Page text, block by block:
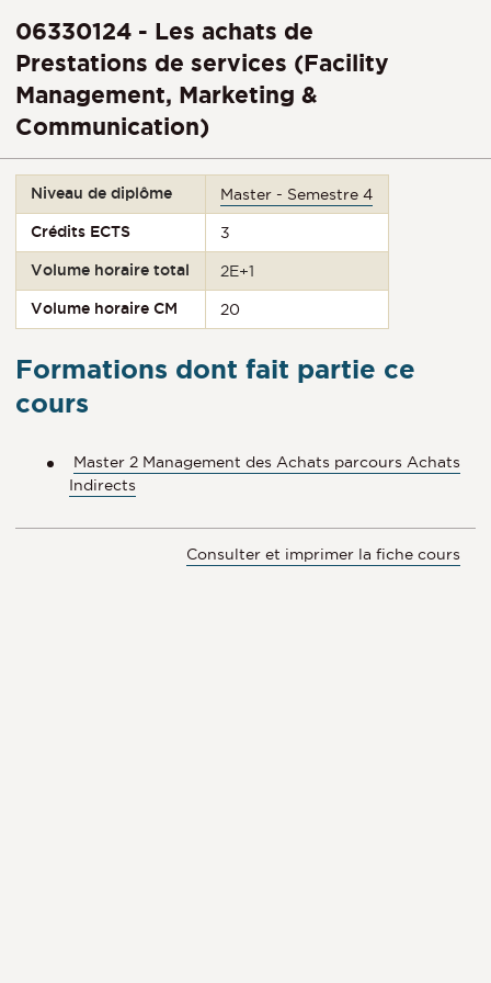
06330124 - Les achats de
Prestations de services (Facility
Management, Marketing &
Communication)
Niveau de diplôme Master - Semestre 4
Crédits ECTS 3
Volume horaire total 2E+1
Volume horaire CM 20
Formations dont fait partie ce
cours
Master 2 Management des Achats parcours Achats
Indirects
Consulter et imprimer la fiche cours